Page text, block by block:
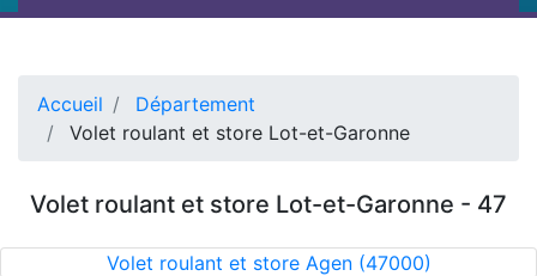
Accueil
Département
Volet roulant et store Lot-et-Garonne
Volet roulant et store Lot-et-Garonne - 47
Volet roulant et store Agen (47000)